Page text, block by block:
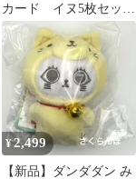
カード イヌ5枚セッ
ト アミーボカード
¥2,499
【新品】ダンダダン み